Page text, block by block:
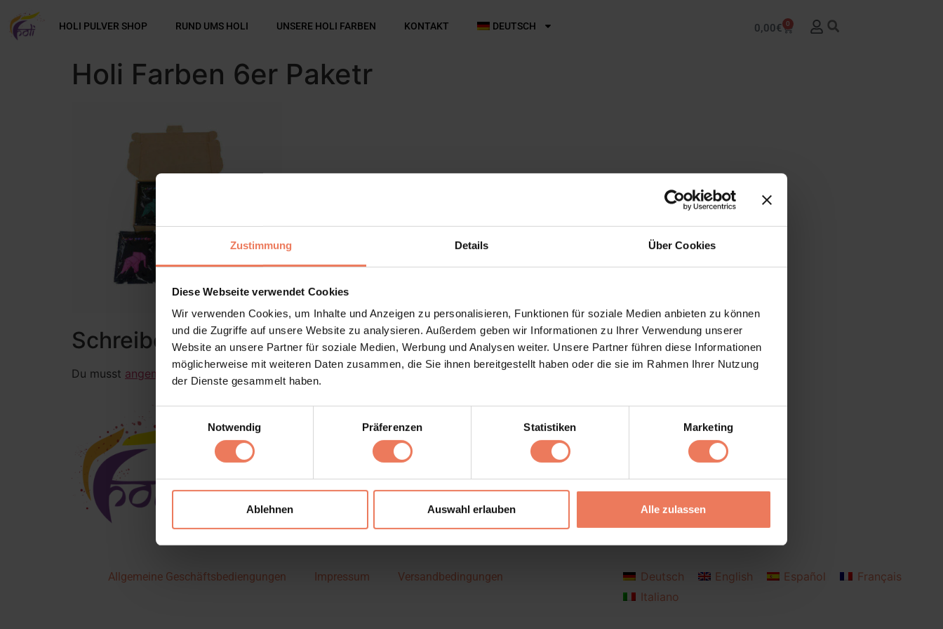
Zustimmung Details Über Cookies
Diese Webseite verwendet Cookies
Wir verwenden Cookies, um Inhalte und Anzeigen zu personalisieren, Funktionen für soziale Medien anbieten zu können
und die Zugriffe auf unsere Website zu analysieren. Außerdem geben wir Informationen zu Ihrer Verwendung unserer
Website an unsere Partner für soziale Medien, Werbung und Analysen weiter. Unsere Partner führen diese Informationen
möglicherweise mit weiteren Daten zusammen, die Sie ihnen bereitgestellt haben oder die sie im Rahmen Ihrer Nutzung
der Dienste gesammelt haben.
Notwendig
Präferenzen Statistiken Marketing
Ablehnen Auswahl erlauben Alle zulassen
HOLI PULVER SHOP RUND UMS HOLI UNSERE HOLI FARBEN KONTAKT DEUTSCH 0,00€ 0
Holi Farben 6er Paketr
Schreibe einen Kommentar
Du musst angemeldet sein, um einen Kommentar abzugeben.
Allgemeine Geschäftsbediengungen Impressum Versandbedingungen Deutsch English Español
Français
Italiano